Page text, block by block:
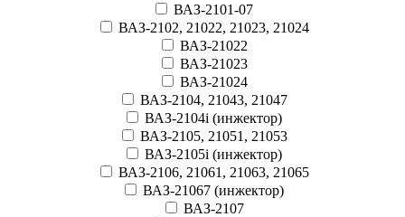
ВАЗ-2101-07
ВАЗ-2102, 21022, 21023, 21024
ВАЗ-21022
ВАЗ-21023
ВАЗ-21024
ВАЗ-2104, 21043, 21047
ВАЗ-2104i (инжектор)
ВАЗ-2105, 21051, 21053
ВАЗ-2105i (инжектор)
ВАЗ-2106, 21061, 21063, 21065
ВАЗ-21067 (инжектор)
ВАЗ-2107